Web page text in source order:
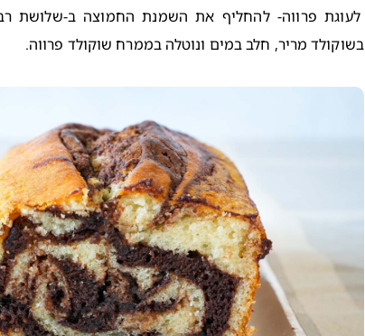
לעוגת פרווה- להחליף את השמנת החמוצה ב-שלושת
בשוקולד מריר, חלב במים ונוטלה בממרח שוקולד פרווה.